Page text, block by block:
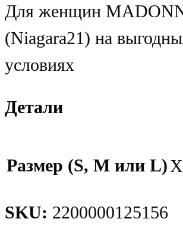
Для женщин
(Niagara21) на
условиях
Детали
Размер (S, M или L)
SKU: 2200000125156